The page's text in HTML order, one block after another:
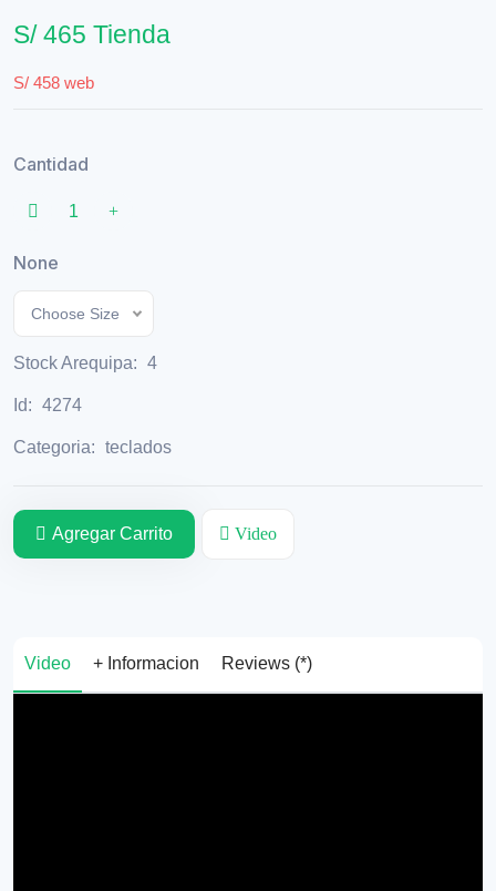
S/ 465 Tienda
S/ 458 web
Cantidad
None
Choose Size
Stock Arequipa: 4
Id: 4274
Categoria: teclados
Agregar Carrito Video
Video + Informacion Reviews (*)